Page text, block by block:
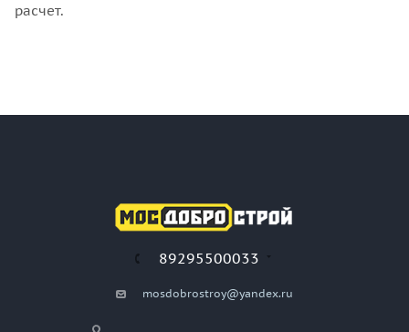
расчет.
89295500033
mosdobrostroy@yandex.ru